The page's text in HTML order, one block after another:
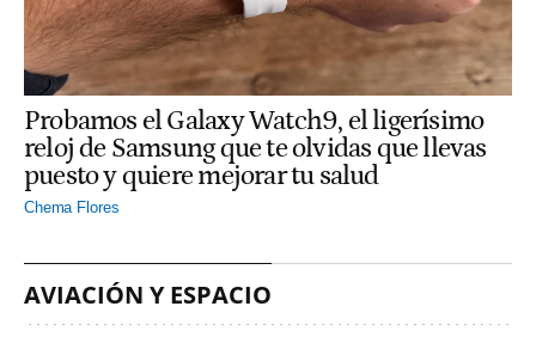
Probamos el Galaxy Watch9, el ligerísimo
reloj de Samsung que te olvidas que llevas
puesto y quiere mejorar tu salud
Chema Flores
AVIACIÓN Y ESPACIO